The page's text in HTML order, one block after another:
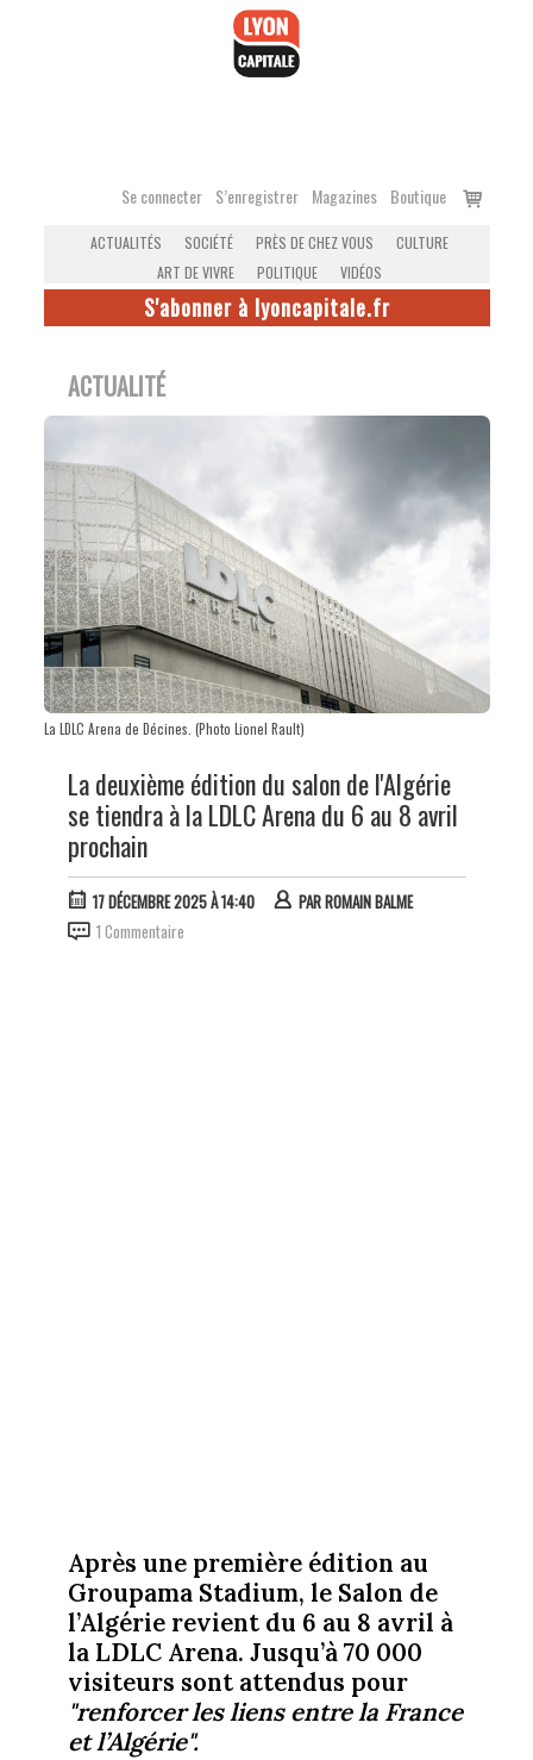
Se connecter S’enregistrer Magazines Boutique
Voir
ACTUALITÉS SOCIÉTÉ PRÈS DE CHEZ VOUS
CULTURE
ART DE VIVRE
POLITIQUE VIDÉOS
S'abonner à lyoncapitale.fr
ACTUALITÉ
La LDLC Arena de Décines. (Photo Lionel Rault)
La deuxième édition du salon de l'Algérie
se tiendra à la LDLC Arena du 6 au 8 avril
prochain
17 DÉCEMBRE 2025 À 14:40 PARROMAIN BALME
1 Commentaire
Après une première édition au
Groupama Stadium, le Salon de
l’Algérie revient du 6 au 8 avril à
la LDLC Arena. Jusqu’à 70 000
visiteurs sont attendus pour
"renforcer les liens entre la France
et l’Algérie".